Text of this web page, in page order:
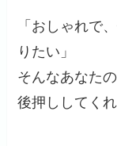
「おしゃれで
りたい」
そんなあなた
後押ししてく